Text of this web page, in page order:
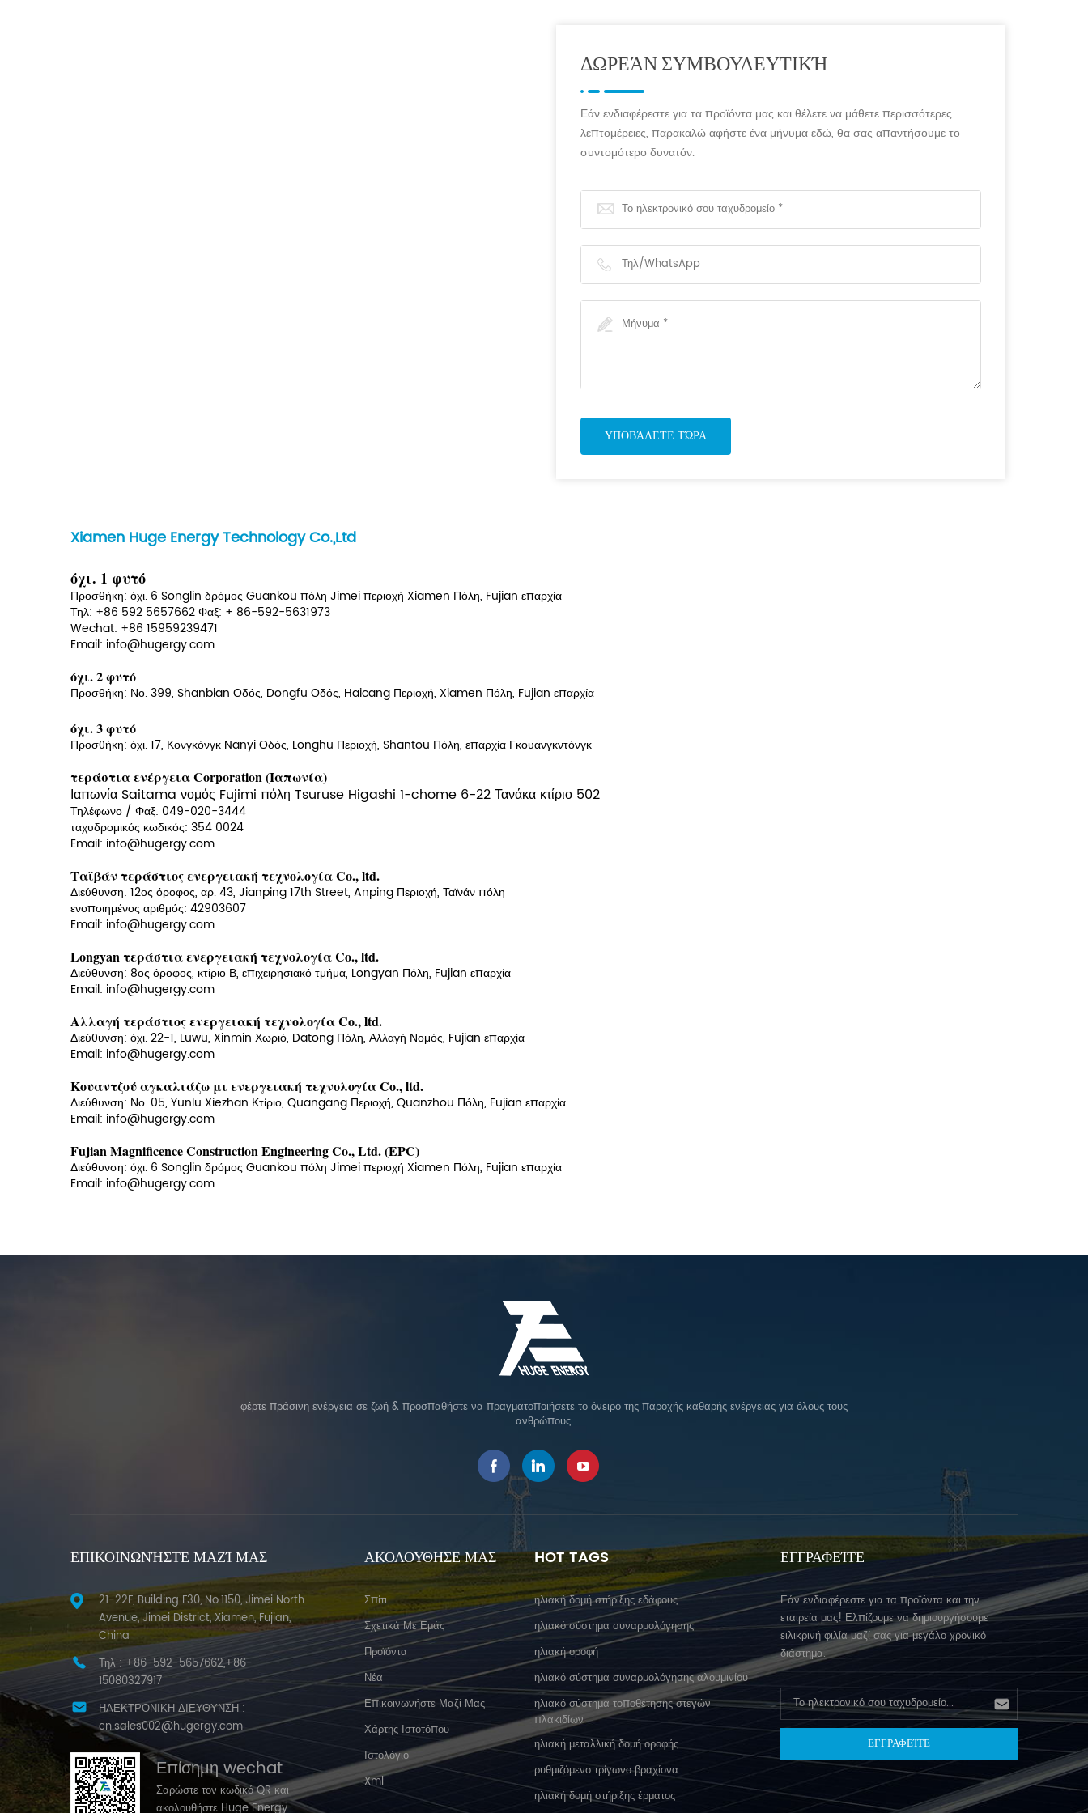
ΔΩΡΕΆΝ ΣΥΜΒΟΥΛΕΥΤΙΚΉ
Εάν ενδιαφέρεστε για τα προϊόντα μας και θέλετε να μάθετε περισσότερες
λεπτομέρειες, παρακαλώ αφήστε ένα μήνυμα εδώ, θα σας απαντήσουμε το
συντομότερο δυνατόν.
Xiamen Huge Energy Technology Co.,Ltd
όχι. 1 φυτό
Προσθήκη: όχι. 6 Songlin δρόμος Guankou πόλη Jimei περιοχή Xiamen Πόλη, Fujian επαρχία
Τηλ: +86 592 5657662 Φαξ: + 86-592-5631973
Wechat: +86 15959239471
Email: info@hugergy.com
όχι. 2 φυτό
Προσθήκη: Νο. 399, Shanbian Οδός, Dongfu Οδός, Haicang Περιοχή, Xiamen Πόλη, Fujian επαρχία
όχι. 3 φυτό
Προσθήκη: όχι. 17, Κονγκόνγκ Nanyi Οδός, Longhu Περιοχή, Shantou Πόλη, επαρχία Γκουανγκντόνγκ
τεράστια ενέργεια Corporation (Ιαπωνία)
Ιαπωνία Saitama νομός Fujimi πόλη Tsuruse Higashi 1-chome 6-22 Τανάκα κτίριο 502
Τηλέφωνο / Φαξ: 049-020-3444
ταχυδρομικός κωδικός: 354 0024
Email: info@hugergy.com
Ταϊβάντεράστιοςενεργειακή τεχνολογία Co., ltd.
Διεύθυνση: 12ος όροφος, αρ. 43, Jianping 17th Street, Anping Περιοχή, Ταϊνάν πόλη
ενοποιημένος αριθμός: 42903607
Email: info@hugergy.com
Longyan τεράστια ενεργειακή τεχνολογία Co., ltd.
Διεύθυνση: 8ος όροφος, κτίριο Β, επιχειρησιακό τμήμα, Longyan Πόλη, Fujian επαρχία
Email: info@hugergy.com
Αλλαγή τεράστιοςενεργειακή τεχνολογία Co., ltd.
Διεύθυνση: όχι. 22-1, Luwu, Xinmin Χωριό, Datong Πόλη, Αλλαγή Νομός, Fujian επαρχία
Email: info@hugergy.com
Κουαντζούαγκαλιάζω μι ενεργειακή τεχνολογία Co., ltd.
Διεύθυνση: Νο. 05, Yunlu Xiezhan Κτίριο, Quangang Περιοχή, Quanzhou Πόλη, Fujian επαρχία
Email: info@hugergy.com
Fujian Magnificence Construction Engineering Co., Ltd. (EPC)
Διεύθυνση: όχι. 6 Songlin δρόμος Guankou πόλη Jimei περιοχή Xiamen Πόλη, Fujian επαρχία
Email: info@hugergy.com
φέρτε πράσινη ενέργεια σε ζωή & προσπαθήστε να πραγματοποιήσετε το όνειρο της παροχής καθαρής ενέργειας για όλους τους
ανθρώπους.
ΕΠΙΚΟΙΝΩΝΉΣΤΕ ΜΑΖΊ ΜΑΣ
21-22F, Building F30, No.1150, Jimei North
Avenue, Jimei District, Xiamen, Fujian,
China
Τηλ : +86-592-5657662,+86-
15080327917
ΗΛΕΚΤΡΟΝΙΚΗ ΔΙΕΥΘΥΝΣΗ :
cn.sales002@hugergy.com
Επίσημη wechat
Σαρώστε τον κωδικό QR και
ακολουθήστε Huge Energy
ΑΚΟΛΟΥΘΗΣΕ ΜΑΣ
Σπίτι
Σχετικά Με Εμάς
Προϊόντα
Νέα
Επικοινωνήστε Μαζί Μας
Χάρτης Ιστοτόπου
Ιστολόγιο
Xml
HOT TAGS
ηλιακή δομή στήριξης εδάφους
ηλιακό σύστημα συναρμολόγησης
ηλιακή οροφή
ηλιακό σύστημα συναρμολόγησης αλουμινίου
ηλιακό σύστημα τοποθέτησης στεγών
πλακιδίων
ηλιακή μεταλλική δομή οροφής
ρυθμιζόμενο τρίγωνο βραχίονα
ηλιακή δομή στήριξης έρματος
ΕΓΓΡΑΦΕΊΤΕ
Εάν ενδιαφέρεστε για τα προϊόντα και την
εταιρεία μας! Ελπίζουμε να δημιουργήσουμε
ειλικρινή φιλία μαζί σας για μεγάλο χρονικό
διάστημα.